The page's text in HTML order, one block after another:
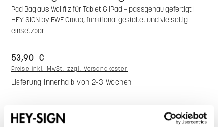
Pad Bag aus Wollfilz für Tablet & iPad – passgenau gefertigt |
HEY-SIGN by BWF Group, funktional gestaltet und vielseitig
einsetzbar
53,90 €
Preise inkl. MwSt. zzgl. Versandkosten
Lieferung innerhalb von 2-3 Wochen